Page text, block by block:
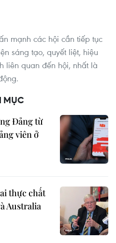
mạnh các hội cần tiếp tục
sáng tạo, quyết liệt, hiệu
liên quan đến hội, nhất là
MỤC
Đảng từ
viên ở
thực chất
Australia